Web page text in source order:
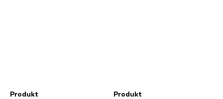
Produkt
Produkt